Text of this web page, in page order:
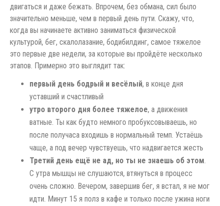
двигаться и даже бежать. Впрочем, без обмана, сил было
значительно меньше, чем в первый день пути. Скажу, что,
когда вы начинаете активно заниматься физической
культурой, бег, скалолазание, бодибилдинг, самое тяжелое
это первые две недели, за которые вы пройдёте несколько
этапов. Примерно это выглядит так:
первый день бодрый и весёлый, в конце дня
уставший и счастливый
утро второго дня более тяжелое, а движения
ватные. Ты как будто немного пробуксовываешь, но
после получаса входишь в нормальный темп. Устаёшь
чаще, а под вечер чувствуешь, что надвигается жесть
Третий день ещё не ад, но ты не знаешь об этом.
С утра мышцы не слушаются, втянуться в процесс
очень сложно. Вечером, завершив бег, я встал, я не мог
идти. Минут 15 я полз в кафе и только после ужина ноги